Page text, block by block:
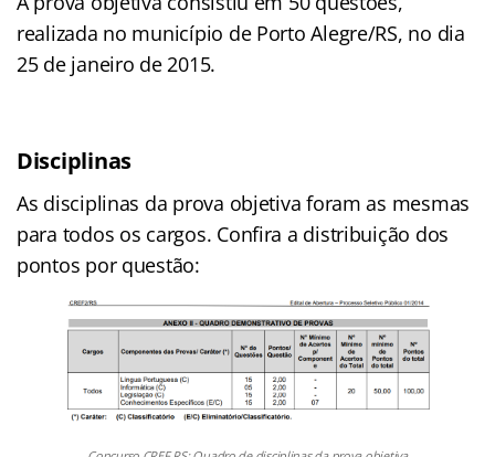
realizada no município de Porto Alegre/RS, no dia
25 de janeiro de 2015.
Disciplinas
As disciplinas da prova objetiva foram as mesmas
para todos os cargos. Confira a distribuição dos
pontos por questão: